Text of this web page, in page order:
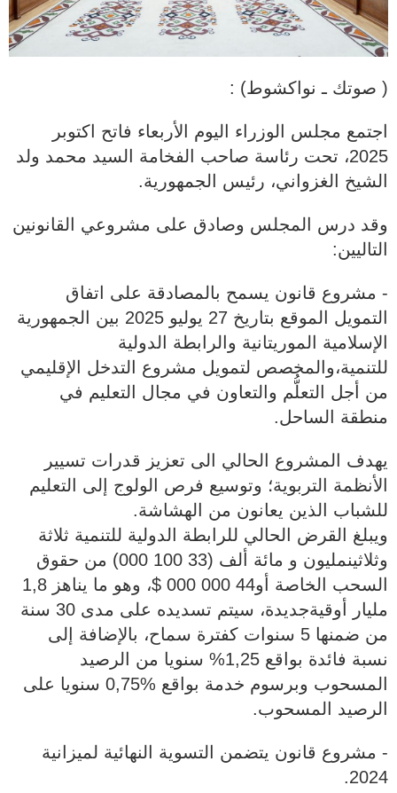
( صوتك ـ نواكشوط) :
اجتمع مجلس الوزراء اليوم الأربعاء فاتح اكتوبر
2025، تحت رئاسة صاحب الفخامة السيد محمد ولد
الشيخ الغزواني، رئيس الجمهورية.
وقد درس المجلس وصادق على مشروعي القانونين
التاليين:
‐ مشروع قانون يسمح بالمصادقة على اتفاق
التمويل الموقع بتاريخ 27 يوليو 2025 بين الجمهورية
الإسلامية الموريتانية والرابطة الدولية
للتنمية،والمخصص لتمويل مشروع التدخل الإقليمي
من أجل التعلُّم والتعاون في مجال التعليم في
منطقة الساحل.
يهدف المشروع الحالي الى تعزيز قدرات تسيير
الأنظمة التربوية؛ وتوسيع فرص الولوج إلى التعليم
للشباب الذين يعانون من الهشاشة.
ويبلغ القرض الحالي للرابطة الدولية للتنمية ثلاثة
وثلاثينمليون و مائة ألف (33 100 000) من حقوق
السحب الخاصة أو44 000 000 $، وهو ما يناهز 1,8
مليار أوقيةجديدة، سيتم تسديده على مدى 30 سنة
من ضمنها 5 سنوات كفترة سماح، بالإضافة إلى
نسبة فائدة بواقع 1,25% سنويا من الرصيد
المسحوب وبرسوم خدمة بواقع %0,75 سنويا على
الرصيد المسحوب.
‐ مشروع قانون يتضمن التسوية النهائية لميزانية
2024.